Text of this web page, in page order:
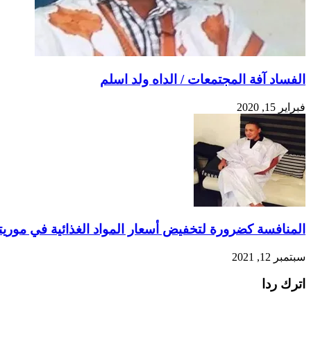
الفساد آفة المجتمعات / الداه ولد اسلم
فبراير 15, 2020
المنافسة كضرورة لتخفيض أسعار المواد الغذائية في
سبتمبر 12, 2021
اترك ردا